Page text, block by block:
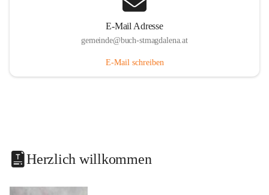
E-Mail Adresse
gemeinde@buch-stmagdalena.at
E-Mail schreiben
Herzlich willkommen